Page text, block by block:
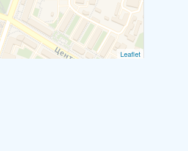
Leaflet